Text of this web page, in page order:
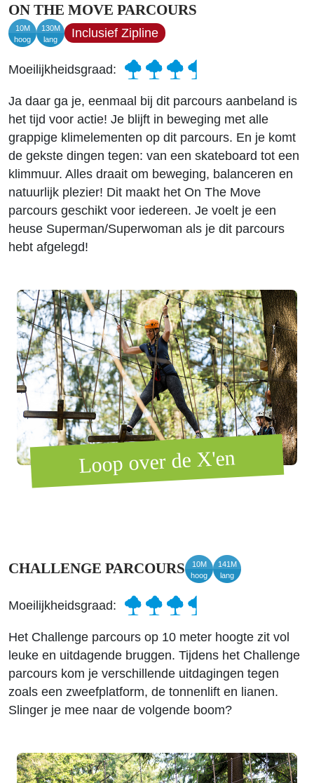
ON THE MOVE PARCOURS
10M
hoog
130M
lang
Inclusief Zipline
Moeilijkheidsgraad:
Ja daar ga je, eenmaal bij dit parcours aanbeland is
het tijd voor actie! Je blijft in beweging met alle
grappige klimelementen op dit parcours. En je komt
de gekste dingen tegen: van een skateboard tot een
klimmuur. Alles draait om beweging, balanceren en
natuurlijk plezier! Dit maakt het On The Move
parcours geschikt voor iedereen. Je voelt je een
heuse Superman/Superwoman als je dit parcours
hebt afgelegd!
Loop over de X'en
CHALLENGE PARCOURS
10M
hoog
141M
lang
Moeilijkheidsgraad:
Het Challenge parcours op 10 meter hoogte zit vol
leuke en uitdagende bruggen. Tijdens het Challenge
parcours kom je verschillende uitdagingen tegen
zoals een zweefplatform, de tonnenlift en lianen.
Slinger je mee naar de volgende boom?